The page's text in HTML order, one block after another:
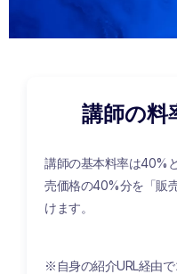
講師の料
講師の基本料率は40%
売価格の40%分を「販
けます。
※自身の紹介URL経由